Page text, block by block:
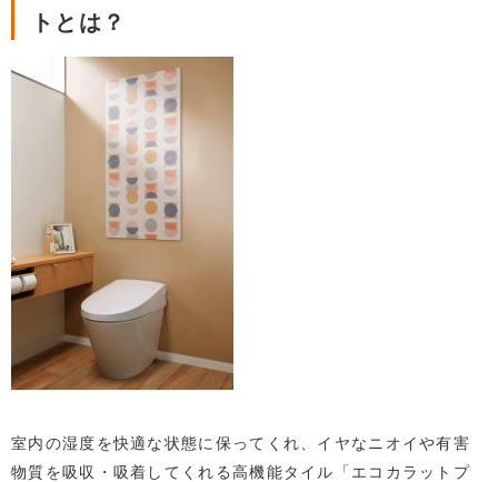
トとは？
室内の湿度を快適な状態に保ってくれ、イヤなニオイや有害
物質を吸収・吸着してくれる高機能タイル「エコカラットプ